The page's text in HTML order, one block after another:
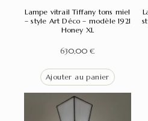
Lampe vitrail Tiffany tons miel
– style Art Déco – modèle 1921
Honey XL
630,00 €
Ajouter au panier